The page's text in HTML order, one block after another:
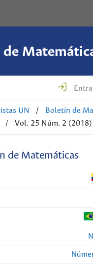
UN /
Boletín de
/ Vol. 25 Núm. 2 (2018)
de Matemáticas